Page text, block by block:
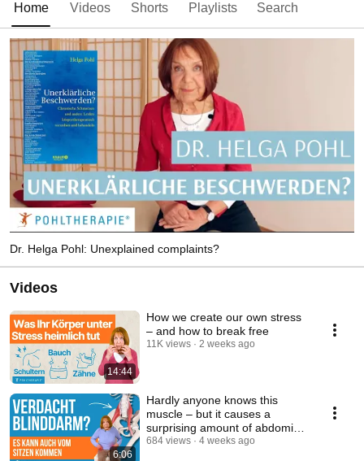
Home Videos Shorts Playlists Search
Dr. Helga Pohl: Unexplained complaints?
Videos
14:44
How we create our own stress
– and how to break free
11K views 2 weeks ago
6:06
Hardly anyone knows this
muscle – but it causes a
surprising amount of abdominal
pain
684 views 4 weeks ago